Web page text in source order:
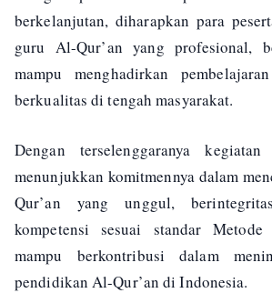
berkelanjutan, diharapkan para
guru Al-Qur’an yang profesional,
mampu menghadirkan
berkualitas di tengah masyarakat.
Dengan terselenggaranya
menunjukkan komitmennya dalam
Qur’an yang unggul,
kompetensi sesuai standar
mampu berkontribusi dalam
pendidikan Al-Qur’an di Indonesia.